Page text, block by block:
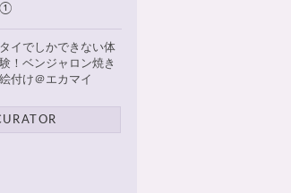
①
タイでしかできない体
験！ベンジャロン焼き
絵付け＠エカマイ